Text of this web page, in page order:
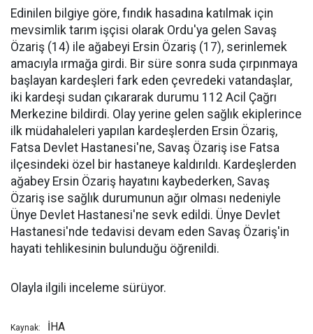
Edinilen bilgiye göre, fındık hasadına katılmak için
mevsimlik tarım işçisi olarak Ordu'ya gelen Savaş
Özariş (14) ile ağabeyi Ersin Özariş (17), serinlemek
amacıyla ırmağa girdi. Bir süre sonra suda çırpınmaya
başlayan kardeşleri fark eden çevredeki vatandaşlar,
iki kardeşi sudan çıkararak durumu 112 Acil Çağrı
Merkezine bildirdi. Olay yerine gelen sağlık ekiplerince
ilk müdahaleleri yapılan kardeşlerden Ersin Özariş,
Fatsa Devlet Hastanesi'ne, Savaş Özariş ise Fatsa
ilçesindeki özel bir hastaneye kaldırıldı. Kardeşlerden
ağabey Ersin Özariş hayatını kaybederken, Savaş
Özariş ise sağlık durumunun ağır olması nedeniyle
Ünye Devlet Hastanesi'ne sevk edildi. Ünye Devlet
Hastanesi'nde tedavisi devam eden Savaş Özariş'in
hayati tehlikesinin bulunduğu öğrenildi.
Olayla ilgili inceleme sürüyor.
Kaynak: İHA